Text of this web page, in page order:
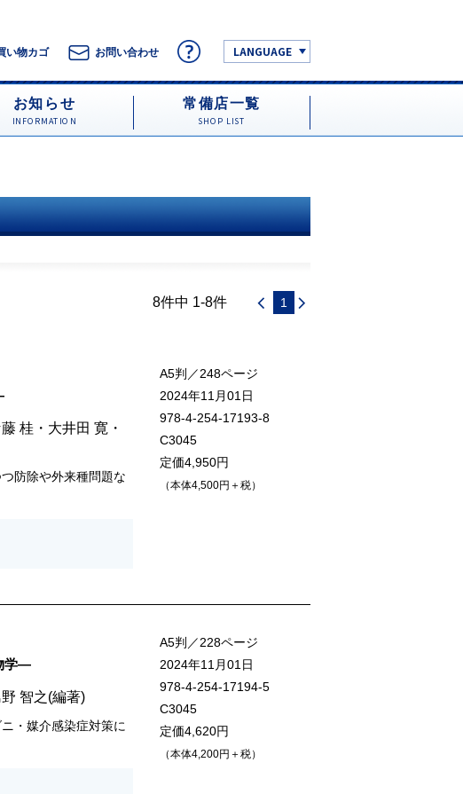
い物カゴ お問い合わせ LANGUAGE
お知らせ
INFORMATION
常備店一覧
SHOP LIST
8件中 1-8件 1
桂 ・ 大井田 寛 ・
防除や外来種問題な
A5判／248ページ
2024年11月01日
978-4-254-17193-8
C3045
定価4,950円
（本体4,500円＋税）
学―
智之(編著)
・媒介感染症対策に
A5判／228ページ
2024年11月01日
978-4-254-17194-5
C3045
定価4,620円
（本体4,200円＋税）